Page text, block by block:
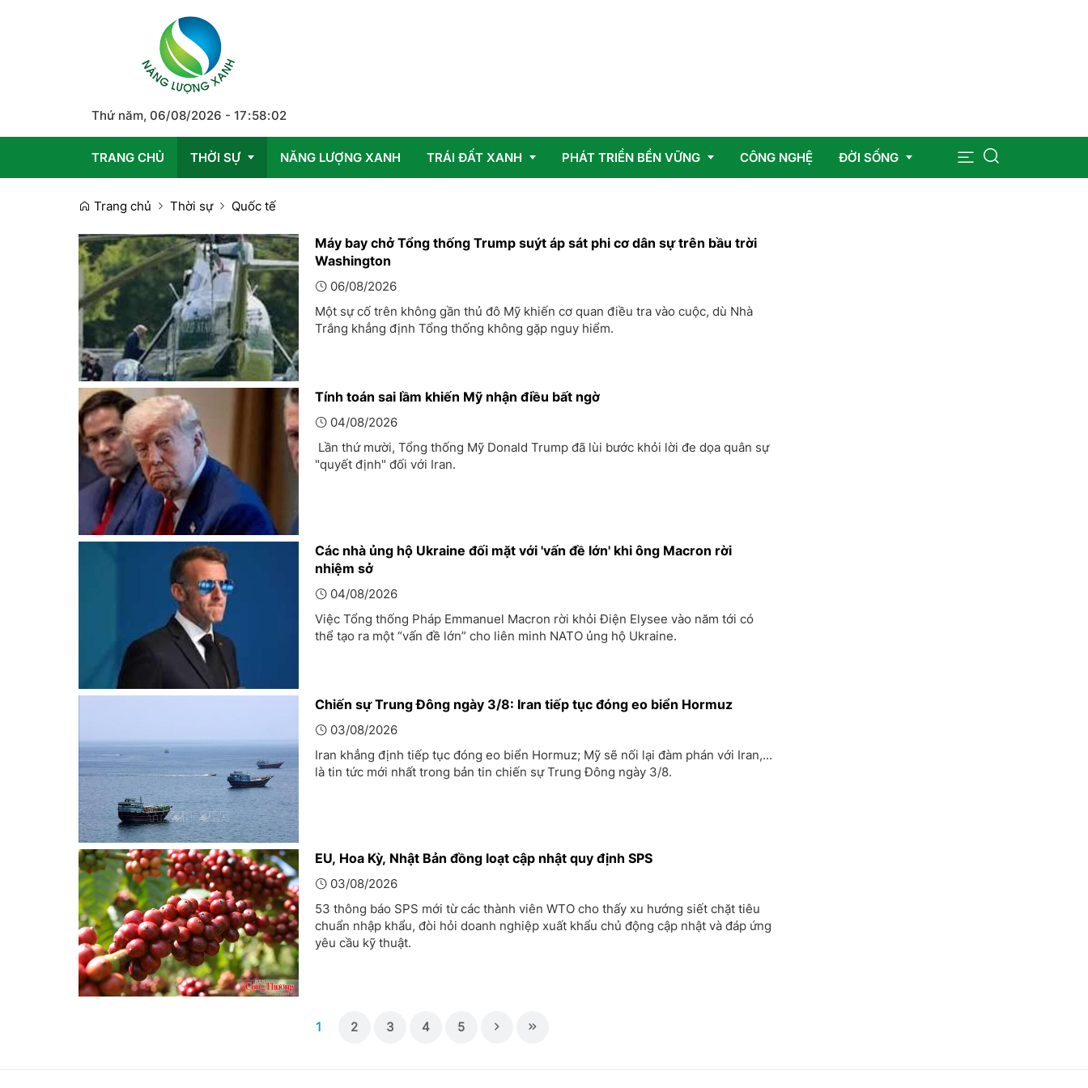
Thứ năm, 06/08/2026 - 17:58:02
TRANG CHỦ THỜI SỰ
Trong nước
Quốc tế
Emagazine
NĂNG LƯỢNG XANH TRÁI ĐẤT XANH
Vấn đề
PHÁT TRIỂN BỀN VỮNG
OCOP
CÔNG NGHỆ ĐỜI SỐNG
Trang chủ Thời sự Quốc tế
Máy bay chở Tổng thống Trump suýt áp sát phi cơ dân sự trên bầu trời
Washington
06/08/2026
Một sự cố trên không gần thủ đô Mỹ khiến cơ quan điều tra vào cuộc, dù Nhà
Trắng khẳng định Tổng thống không gặp nguy hiểm.
Tính toán sai lầm khiến Mỹ nhận điều bất ngờ
04/08/2026
Lần thứ mười, Tổng thống Mỹ Donald Trump đã lùi bước khỏi lời đe dọa quân sự
"quyết định" đối với Iran.
Các nhà ủng hộ Ukraine đối mặt với 'vấn đề lớn' khi ông Macron rời
nhiệm sở
04/08/2026
Việc Tổng thống Pháp Emmanuel Macron rời khỏi Điện Elysee vào năm tới có
thể tạo ra một “vấn đề lớn” cho liên minh NATO ủng hộ Ukraine.
Chiến sự Trung Đông ngày 3/8: Iran tiếp tục đóng eo biển Hormuz
03/08/2026
Iran khẳng định tiếp tục đóng eo biển Hormuz; Mỹ sẽ nối lại đàm phán với Iran,...
là tin tức mới nhất trong bản tin chiến sự Trung Đông ngày 3/8.
EU, Hoa Kỳ, Nhật Bản đồng loạt cập nhật quy định SPS
03/08/2026
53 thông báo SPS mới từ các thành viên WTO cho thấy xu hướng siết chặt tiêu
chuẩn nhập khẩu, đòi hỏi doanh nghiệp xuất khẩu chủ động cập nhật và đáp ứng
yêu cầu kỹ thuật.
1 2 3 4 5